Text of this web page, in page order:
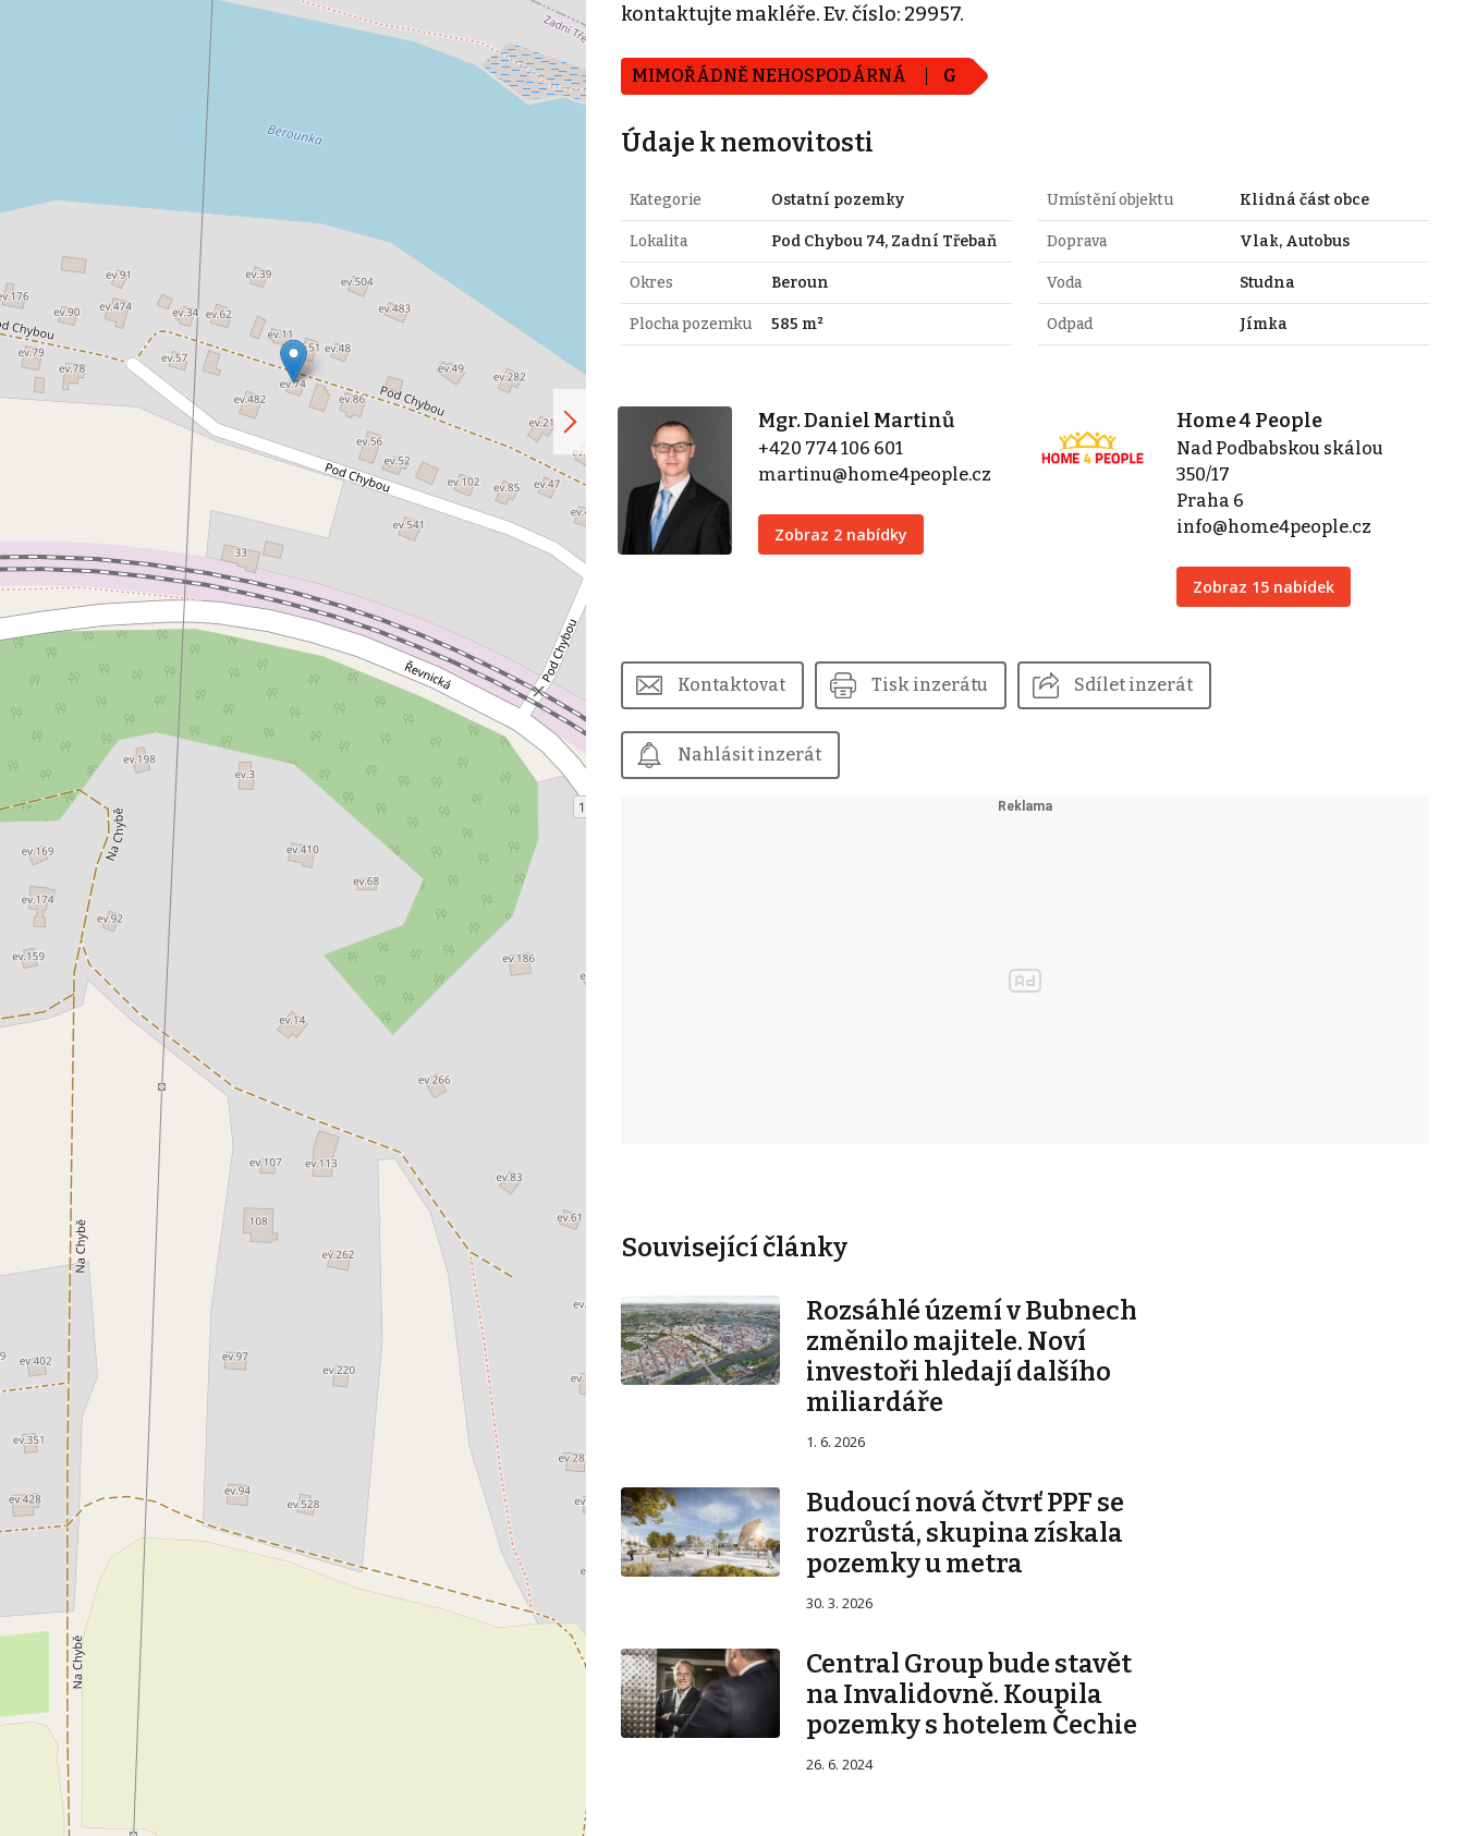
kontaktujte makléře. Ev. číslo: 29957.
MIMOŘÁDNĚ NEHOSPODÁRNÁ G
Údaje k nemovitosti
Kategorie Ostatní pozemky
Lokalita Pod Chybou 74, Zadní Třebaň
Okres Beroun
Plocha pozemku 585 m²
Umístění objektu Klidná část obce
Doprava Vlak, Autobus
Voda Studna
Odpad Jímka
Mgr. Daniel Martinů
+420 774 106 601
martinu@home4people.cz
Zobraz 2 nabídky
Home 4 People
Nad Podbabskou skálou
350/17
Praha 6
info@home4people.cz
Zobraz 15 nabídek
Kontaktovat Tisk inzerátu Sdílet inzerát
Nahlásit inzerát
Související články
Rozsáhlé území v Bubnech
změnilo majitele. Noví
investoři hledají dalšího
miliardáře
1. 6. 2026
Budoucí nová čtvrť PPF se
rozrůstá, skupina získala
pozemky u metra
30. 3. 2026
Central Group bude stavět
na Invalidovně. Koupila
pozemky s hotelem Čechie
26. 6. 2024